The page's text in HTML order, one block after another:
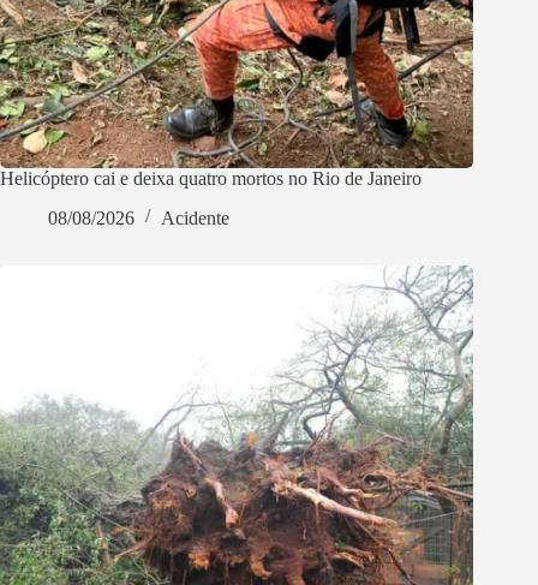
Helicóptero cai e deixa quatro mortos no Rio de Janeiro
08/08/2026
Acidente